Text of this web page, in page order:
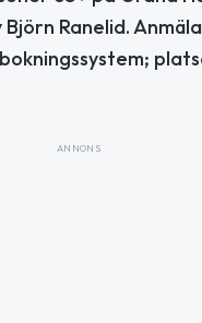
Ranelid.
ANNONS